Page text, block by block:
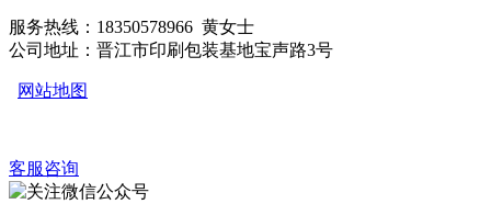
服务热线：18350578966 黄女士
公司地址：晋江市印刷包装基地宝声路3号
网站地图
客服咨询